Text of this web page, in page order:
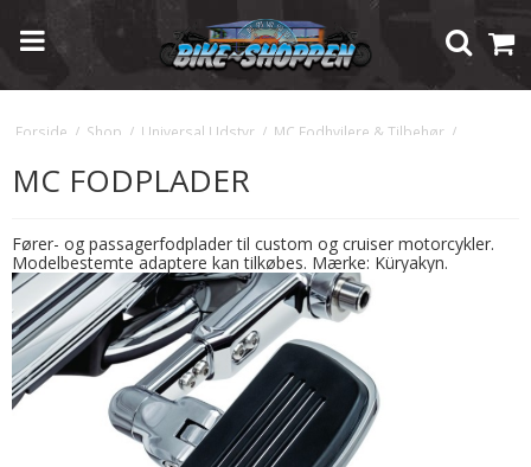
Forside / Shop / Universal Udstyr / MC Fodhvilere & Tilbehør /
MC FODPLADER
Fører- og passagerfodplader til custom og cruiser motorcykler.
Modelbestemte adaptere kan tilkøbes. Mærke: Küryakyn.